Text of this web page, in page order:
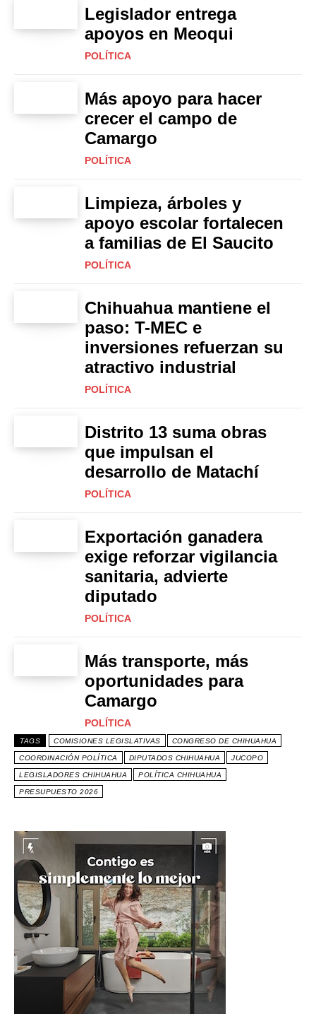
Legislador entrega
apoyos en Meoqui
POLÍTICA
Más apoyo para hacer
crecer el campo de
Camargo
POLÍTICA
Limpieza, árboles y
apoyo escolar fortalecen
a familias de El Saucito
POLÍTICA
Chihuahua mantiene el
paso: T-MEC e
inversiones refuerzan su
atractivo industrial
POLÍTICA
Distrito 13 suma obras
que impulsan el
desarrollo de Matachí
POLÍTICA
Exportación ganadera
exige reforzar vigilancia
sanitaria, advierte
diputado
POLÍTICA
Más transporte, más
oportunidades para
Camargo
POLÍTICA
TAGS COMISIONES LEGISLATIVAS CONGRESO DE CHIHUAHUA
COORDINACIÓN POLÍTICA DIPUTADOS CHIHUAHUA JUCOPO
LEGISLADORES CHIHUAHUA POLÍTICA CHIHUAHUA
PRESUPUESTO 2026